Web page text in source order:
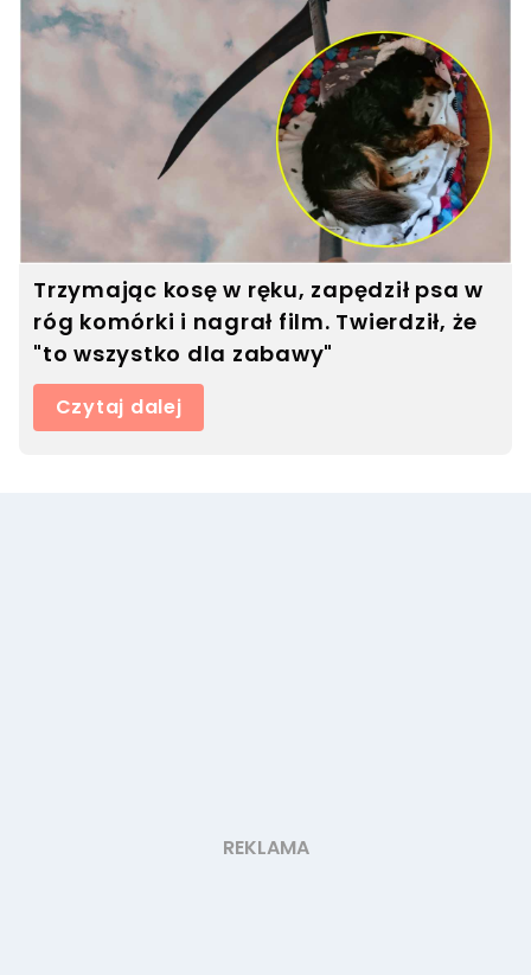
Trzymając kosę w ręku, zapędził psa w
róg komórki i nagrał film. Twierdził, że
"to wszystko dla zabawy"
Czytaj dalej